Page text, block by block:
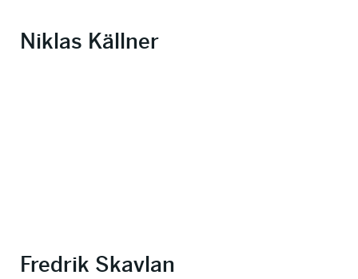
Niklas Källner
Fredrik Skavlan